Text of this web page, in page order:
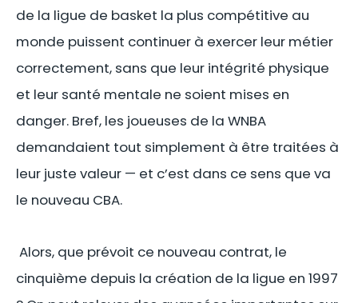
de la ligue de basket la plus compétitive au
monde puissent continuer à exercer leur métier
correctement, sans que leur intégrité physique
et leur santé mentale ne soient mises en
danger. Bref, les joueuses de la WNBA
demandaient tout simplement à être traitées à
leur juste valeur — et c’est dans ce sens que va
le nouveau CBA.
Alors, que prévoit ce nouveau contrat, le
cinquième depuis la création de la ligue en 1997